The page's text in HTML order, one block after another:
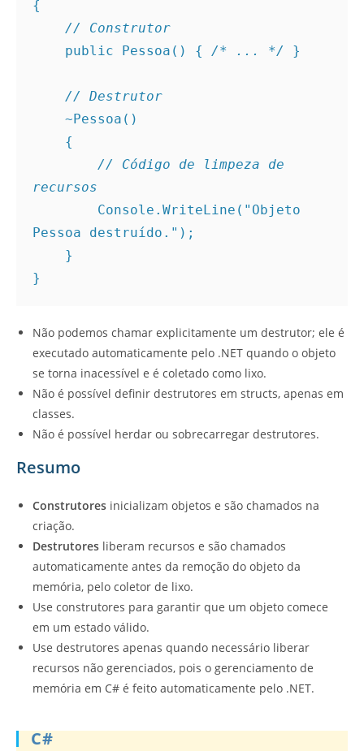
{
// Construtor
    public Pessoa() {
/* ... */ }
// Destrutor
    ~Pessoa()
    {
// Código de limpeza de
recursos
Pessoa destruído.");
    }
}
Não podemos chamar explicitamente um destrutor; ele é
executado automaticamente pelo .NET quando o objeto
se torna inacessível e é coletado como lixo.
Não é possível definir destrutores em structs, apenas em
classes.
Não é possível herdar ou sobrecarregar destrutores.
Resumo
Construtores inicializam objetos e são chamados na
criação.
Destrutores liberam recursos e são chamados
automaticamente antes da remoção do objeto da
memória, pelo coletor de lixo.
Use construtores para garantir que um objeto comece
em um estado válido.
Use destrutores apenas quando necessário liberar
recursos não gerenciados, pois o gerenciamento de
memória em C# é feito automaticamente pelo .NET.
C#